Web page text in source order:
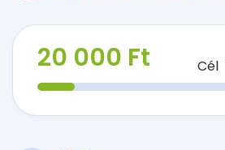
20 000 Ft Cél